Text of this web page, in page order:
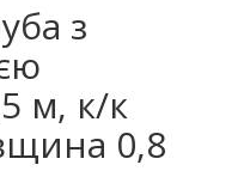
з
м, к/к
0,8